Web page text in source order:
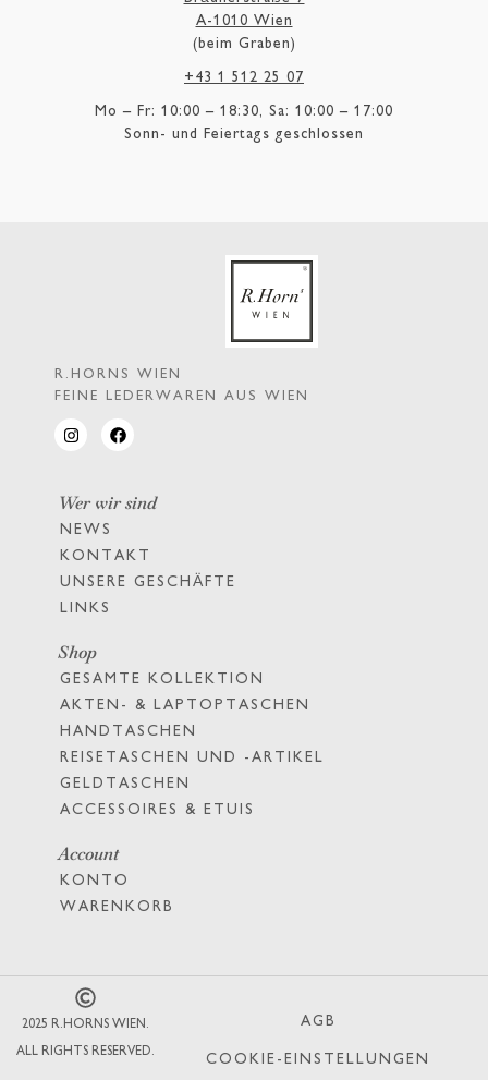
A-1010 Wien
(beim Graben)
+43 1 512 25 07
Mo – Fr: 10:00 – 18:30, Sa: 10:00 – 17:00
Sonn- und Feiertags geschlossen
R.HORNS WIEN
FEINE LEDERWAREN AUS WIEN
Wer wir sind
NEWS
KONTAKT
UNSERE GESCHÄFTE
LINKS
Shop
GESAMTE KOLLEKTION
AKTEN- & LAPTOPTASCHEN
HANDTASCHEN
REISETASCHEN UND -ARTIKEL
GELDTASCHEN
ACCESSOIRES & ETUIS
Account
KONTO
WARENKORB
2025 R.HORNS WIEN.
ALL RIGHTS RESERVED.
AGB
COOKIE-EINSTELLUNGEN